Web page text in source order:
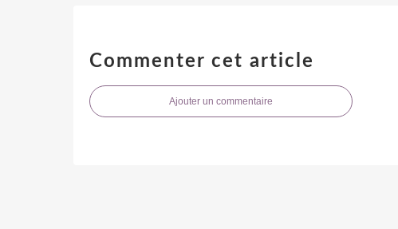
Commenter cet article
Ajouter un commentaire